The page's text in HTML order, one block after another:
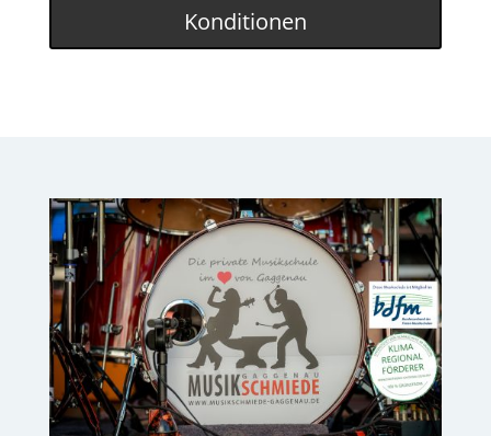
Konditionen